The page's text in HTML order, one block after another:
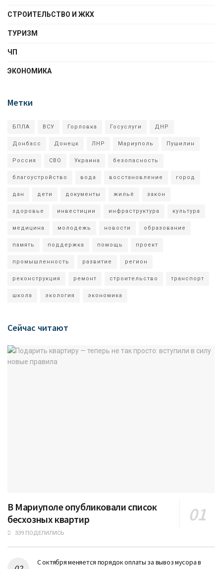
СТРОИТЕЛЬСТВО И ЖКХ
ТУРИЗМ
ЧП
ЭКОНОМИКА
Метки
БПЛА ВСУ Горловка Госуслуги ДНР
Донбасс Донецк ЛНР Мариуполь Пушилин
Россия СВО Украина безопасность
благоустройство вода восстановление город
дан дети документы жильё закон
здоровье инвестиции инфраструктура культура
медицина молодежь новости образование
память поддержка помощь проект
промышленность развитие регион
реконструкция ремонт строительство транспорт
школа экология экономика
Сейчас читают
В Мариуполе опубликовали список
бесхозных квартир
339 ПОДЕЛИЛИСЬ
С октября меняется порядок оплаты за вывоз мусора в